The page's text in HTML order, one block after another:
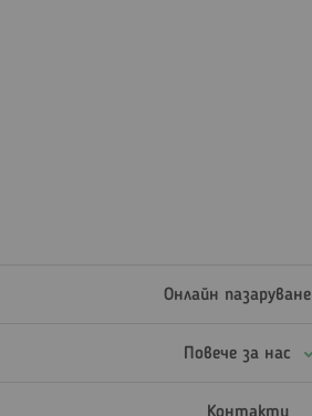
Онлайн пазаруване
Повече за нас